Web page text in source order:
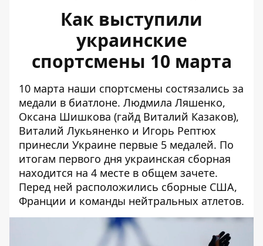
Как выступили
украинские
спортсмены 10 марта
10 марта наши спортсмены состязались за
медали в биатлоне. Людмила Ляшенко,
Оксана Шишкова (гайд Виталий Казаков),
Виталий Лукьяненко и Игорь Рептюх
принесли Украине первые 5 медалей. По
итогам первого дня украинская сборная
находится на 4 месте в общем зачете.
Перед ней расположились сборные США,
Франции и команды нейтральных атлетов.